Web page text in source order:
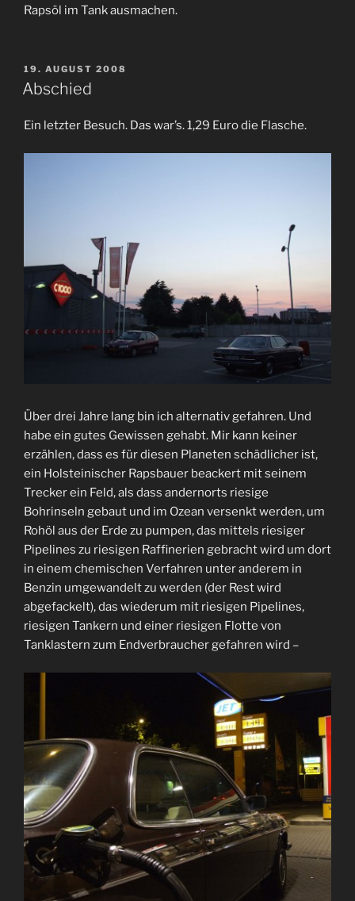
Rapsöl im Tank ausmachen.
VERÖFFENTLICHT
AM
19. AUGUST 2008
Abschied
Ein letzter Besuch. Das war’s. 1,29 Euro die Flasche.
Über drei Jahre lang bin ich alternativ gefahren. Und
habe ein gutes Gewissen gehabt. Mir kann keiner
erzählen, dass es für diesen Planeten schädlicher ist,
ein Holsteinischer Rapsbauer beackert mit seinem
Trecker ein Feld, als dass andernorts riesige
Bohrinseln gebaut und im Ozean versenkt werden, um
Rohöl aus der Erde zu pumpen, das mittels riesiger
Pipelines zu riesigen Raffinerien gebracht wird um dort
in einem chemischen Verfahren unter anderem in
Benzin umgewandelt zu werden (der Rest wird
abgefackelt), das wiederum mit riesigen Pipelines,
riesigen Tankern und einer riesigen Flotte von
Tanklastern zum Endverbraucher gefahren wird –